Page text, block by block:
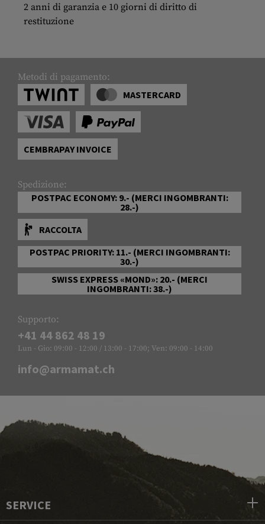
2 anni di garanzia e 10 giorni di diritto di
restituzione
Metodi di pagamento:
MASTERCARD
CEMBRAPAY INVOICE
Spedizione:
POSTPAC ECONOMY: 9.- (MERCI INGOMBRANTI:
28.-)
RACCOLTA
POSTPAC PRIORITY: 11.- (MERCI INGOMBRANTI:
30.-)
SWISS EXPRESS «MOND»: 20.- (MERCI
INGOMBRANTI: 38.-)
Supporto:
+41 44 862 48 19
Lun - Gio: 09:00 - 12:00 / 13:00 - 17:00; Ven: 09:00 - 14:00
info@armamat.ch
SERVICE